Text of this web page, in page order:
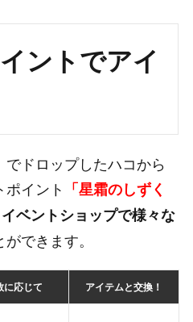
ントでアイ
ドロップしたハコから
ポイント 「星霜のしずく
イベントショップで様々な
できます。
に応じて アイテムと交換！